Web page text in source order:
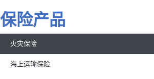
保险产品
火灾保险
海上运输保险